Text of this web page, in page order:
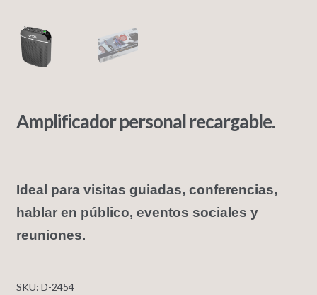
Amplificador personal recargable.
Ideal para visitas guiadas, conferencias,
hablar en público, eventos sociales y
reuniones.
SKU: D-2454